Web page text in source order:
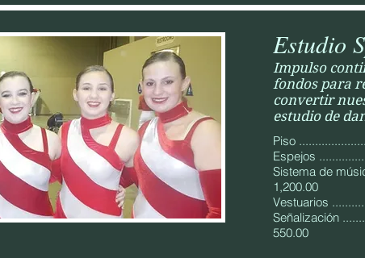
Estudio
Impulso
fondos para
convertir
estudio de
Piso
Espejos
Sistema de
1,200.00
Vestuarios
Señalización
550.00